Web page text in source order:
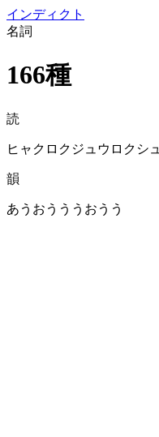
インディクト
名詞
166種
読
ヒャクロクジュウロクシュ
韻
あうおうううおうう